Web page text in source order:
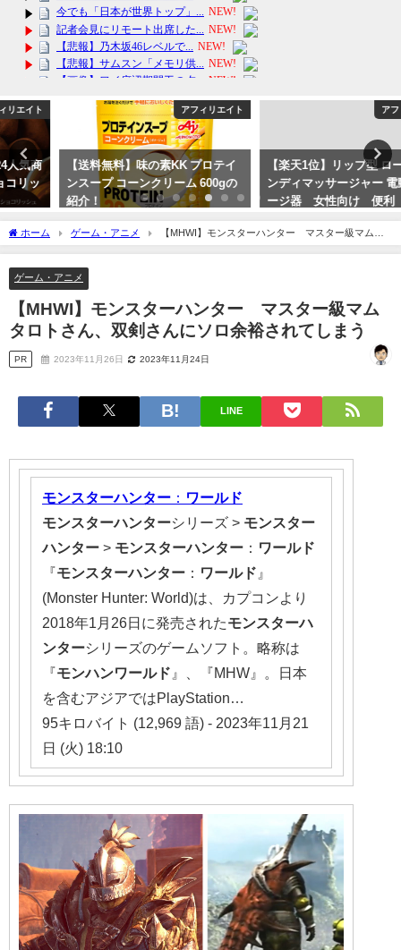
アフィリエイト
【送料無料】味の素KK プロテイ
ンスープ コーンクリーム 600gの
紹介！
アフィリエイト
【楽天1位】リップ型 ローター ハ
ンディマッサージャー 電動マッサ
ージ器 女性向け 便利 携帯
送料無料！
ホーム ゲーム・アニメ
【MHWI】モンスターハンター マスター級マムタ
ロトさん、双剣さんにソロ余裕されてしまう
ゲーム・アニメ
【MHWI】モンスターハンター マスター級マム
タロトさん、双剣さんにソロ余裕されてしまう
PR 2023年11月26日 2023年11月24日
LINE
モンスターハンター ： ワールド
モンスターハンターシリーズ > モンスター
ハンター > モンスターハンター ： ワールド
『モンスターハンター ： ワールド 』
(Monster Hunter: World)は、カプコンより
2018年1月26日に発売されたモンスターハ
ンターシリーズのゲームソフト。略称は
『モンハンワールド 』、『MHW』。日本
を含むアジアではPlayStation…
95キロバイト (12,969 語) - 2023年11月21
日 (火) 18:10